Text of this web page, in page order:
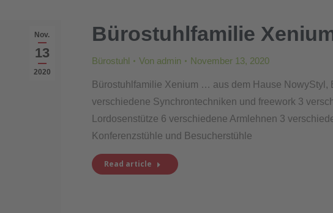
Nov.
13
2020
Bürostuhlfamilie
Bürostuhl Von admin November 13, 2020
Bürostuhlfamilie Xenium … aus dem Hause NowyStyl,
verschiedene Synchrontechniken und freework 3
Lordosenstütze 6 verschiedene Armlehnen 3
Konferenzstühle und Besucherstühle
Read article